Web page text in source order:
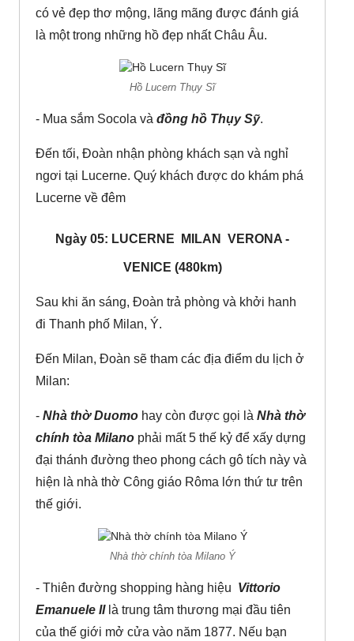
có vẻ đẹp thơ mộng, lãng mãng được đánh giá
là một trong những hồ đẹp nhất Châu Âu.
Hồ Lucern Thụy Sĩ
- Mua sắm Socola và đồng hồ Thụy Sỹ.
Đến tối, Đoàn nhận phòng khách sạn và nghỉ
ngơi tại Lucerne. Quý khách được do khám phá
Lucerne về đêm
Ngày 05: LUCERNE ­ MILAN ­ VERONA ­
VENICE (480km)
Sau khi ăn sáng, Đoàn trả phòng và khởi hanh
đi Thanh phố Milan, Ý.
Đến Milan, Đoàn sẽ tham các địa điểm du lịch ở
Milan:
- Nhà thờ Duomo hay còn được gọi là Nhà thờ
chính tòa Milano phải mất 5 thế kỷ để xấy dựng
đại thánh đường theo phong cách gô tích này và
hiện là nhà thờ Công giáo Rôma lớn thứ tư trên
thế giới.
Nhà thờ chính tòa Milano Ý
- Thiên đường shopping hàng hiệu ­ Vittorio
Emanuele IIlà trung tâm thương mại đầu tiên
của thế giới mở cửa vào năm 1877. Nếu bạn